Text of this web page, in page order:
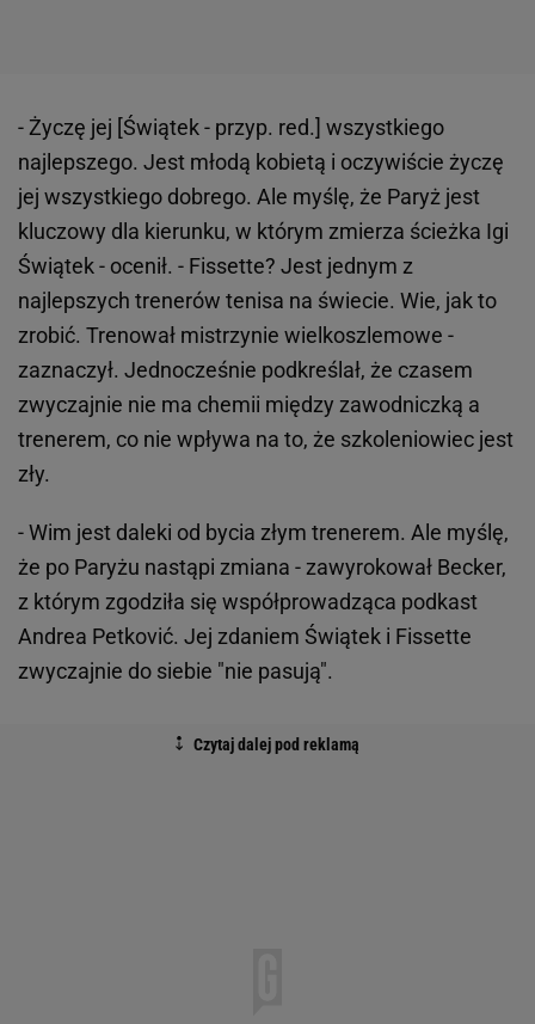
- Życzę jej [Świątek - przyp. red.] wszystkiego
najlepszego. Jest młodą kobietą i oczywiście życzę
jej wszystkiego dobrego. Ale myślę, że Paryż jest
kluczowy dla kierunku, w którym zmierza ścieżka Igi
Świątek - ocenił. - Fissette? Jest jednym z
najlepszych trenerów tenisa na świecie. Wie, jak to
zrobić. Trenował mistrzynie wielkoszlemowe -
zaznaczył. Jednocześnie podkreślał, że czasem
zwyczajnie nie ma chemii między zawodniczką a
trenerem, co nie wpływa na to, że szkoleniowiec jest
zły.
- Wim jest daleki od bycia złym trenerem. Ale myślę,
że po Paryżu nastąpi zmiana - zawyrokował Becker,
z którym zgodziła się współprowadząca podkast
Andrea Petković. Jej zdaniem Świątek i Fissette
zwyczajnie do siebie "nie pasują".